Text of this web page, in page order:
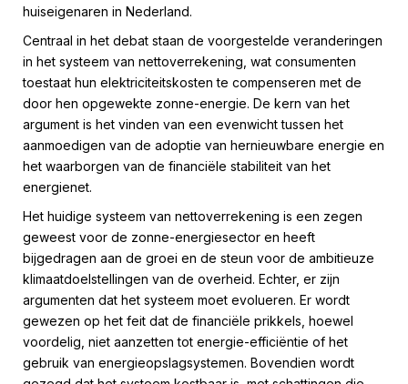
huiseigenaren in Nederland.
Centraal in het debat staan de voorgestelde veranderingen
in het systeem van nettoverrekening, wat consumenten
toestaat hun elektriciteitskosten te compenseren met de
door hen opgewekte zonne-energie. De kern van het
argument is het vinden van een evenwicht tussen het
aanmoedigen van de adoptie van hernieuwbare energie en
het waarborgen van de financiële stabiliteit van het
energienet.
Het huidige systeem van nettoverrekening is een zegen
geweest voor de zonne-energiesector en heeft
bijgedragen aan de groei en de steun voor de ambitieuze
klimaatdoelstellingen van de overheid. Echter, er zijn
argumenten dat het systeem moet evolueren. Er wordt
gewezen op het feit dat de financiële prikkels, hoewel
voordelig, niet aanzetten tot energie-efficiëntie of het
gebruik van energieopslagsystemen. Bovendien wordt